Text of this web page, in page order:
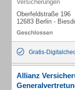
Versicherungen
Oberfeldstraße 196
12683 Berlin -
Gratis-
Allianz